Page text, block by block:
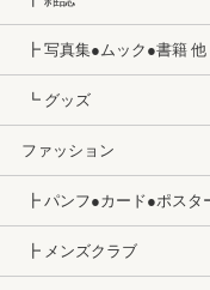
┣ 写真集●ムック●書籍 他
┗ グッズ
ファッション
┣ パンフ●カード●ポスタ
┣ メンズクラブ